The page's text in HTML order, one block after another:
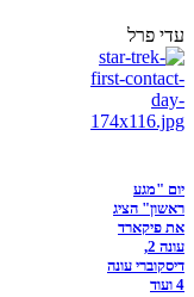
עדי פרל
יום "מגע
ראשון" הציג
את פיקארד
עונה 2,
דיסקוברי עונה
4 ועוד